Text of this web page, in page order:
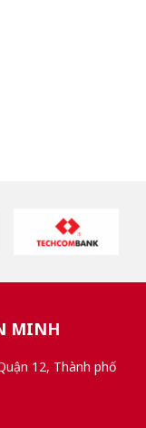
MINH
12, Thành phố